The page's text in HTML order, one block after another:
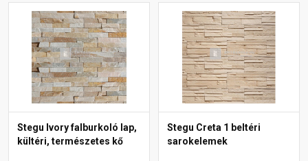
Stegu Ivory falburkoló lap,
kültéri, természetes kő
Stegu Creta 1 beltéri
sarokelemek